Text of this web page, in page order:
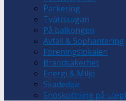
Parkering
Tvättstugan
På balkongen
Avfall & Sophantering
Föreningslokalen
Brandsäkerhet
Energi & Miljö
Skadedjur
Snöskottning på